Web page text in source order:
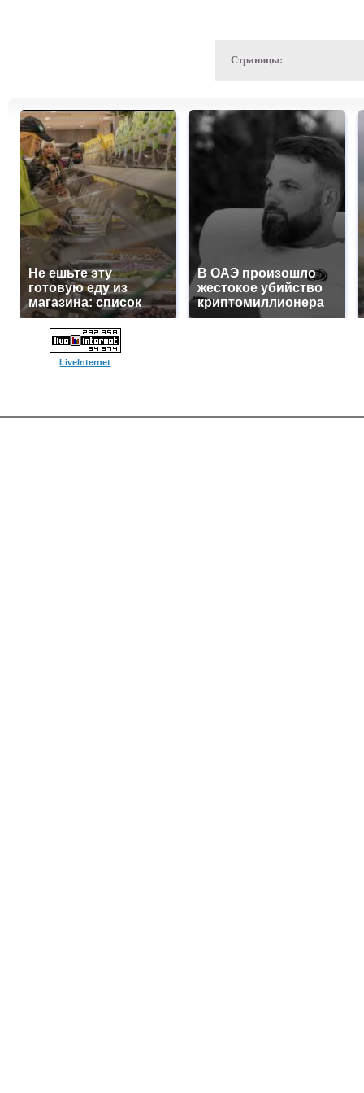
Страницы:
Не ешьте эту
готовую еду из
магазина: список
В ОАЭ произошло
жестокое убийство
криптомиллионера
LiveInternet